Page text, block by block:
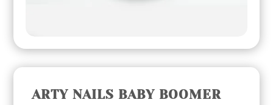
ARTY NAILS BABY BOOMER